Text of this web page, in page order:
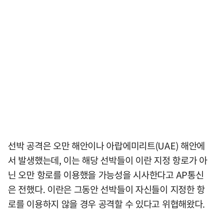
선박 공격은 오만 해안이나 아랍에미리트(UAE) 해안에
서 발생했는데, 이는 해당 선박들이 이란 지정 항로가 아
닌 오만 항로를 이용했을 가능성을 시사한다고 AP통신
은 전했다. 이란은 그동안 선박들이 자신들이 지정한 항
로를 이용하지 않을 경우 공격할 수 있다고 위협해왔다.